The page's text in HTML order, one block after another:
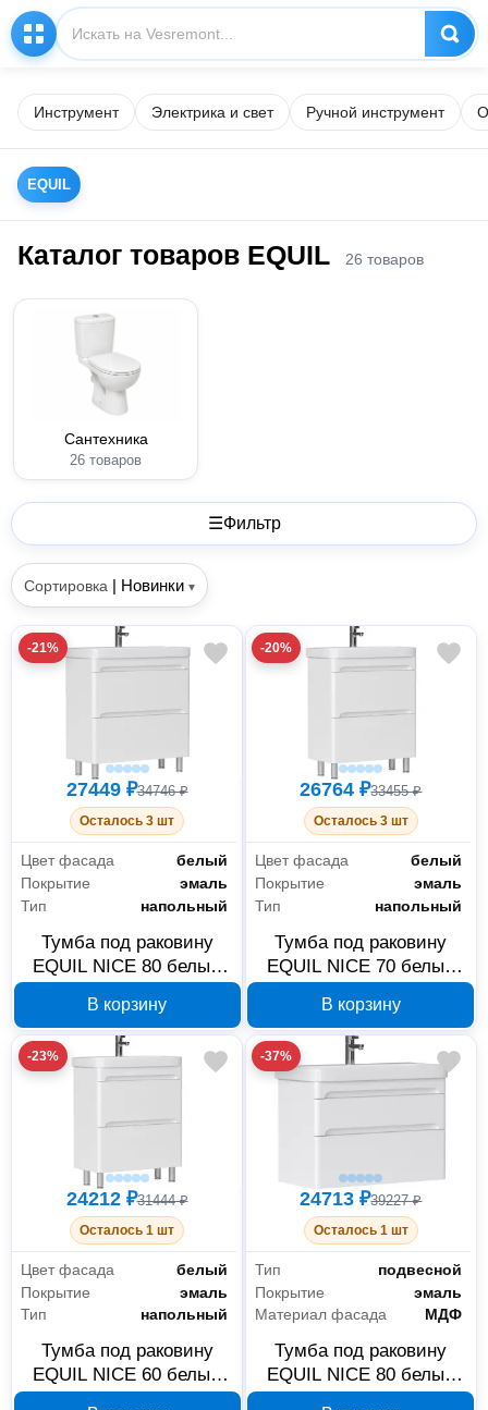
Инструмент Электрика и свет Ручной инструмент
EQUIL
Каталог товаров EQUIL 26 товаров
Сантехника
26 товаров
☰Фильтр
Сортировка | Новинки ▾
-21%
27449 ₽34746 ₽
Осталось 3 шт
Цвет фасада
белый
Покрытие
эмаль
Тип
напольный
Тумба под раковину
EQUIL NICE 80 белый
В корзину
-20%
26764 ₽33455 ₽
Осталось 3 шт
Цвет фасада
белый
Покрытие
эмаль
Тип
напольный
Тумба под раковину
EQUIL NICE 70 белый
В корзину
-23%
24212 ₽31444 ₽
Осталось 1 шт
Цвет фасада
белый
Покрытие
эмаль
Тип
напольный
Тумба под раковину
EQUIL NICE 60 белый
-37%
24713 ₽39227 ₽
Осталось 1 шт
Тип
подвесной
Покрытие
эмаль
Материал фасада
МДФ
Тумба под раковину
EQUIL NICE 80 белый